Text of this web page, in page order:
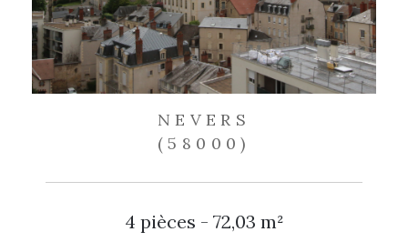
NEVERS
(58000)
4 pièces - 72,03 m²